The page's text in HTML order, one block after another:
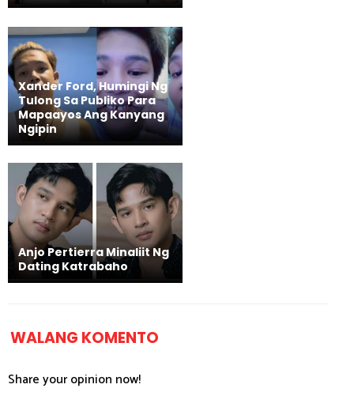
Xander Ford, Humingi Ng
Tulong Sa Publiko Para
Mapaayos Ang Kanyang
Ngipin
Anjo Pertierra Minaliit Ng
Dating Katrabaho
WALANG KOMENTO
Share your opinion now!